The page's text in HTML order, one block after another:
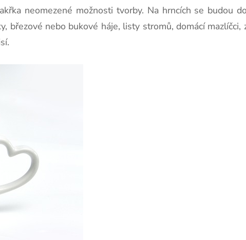
neomezené možnosti tvorby. Na hrncích se budou
březové nebo bukové háje, listy stromů, domácí